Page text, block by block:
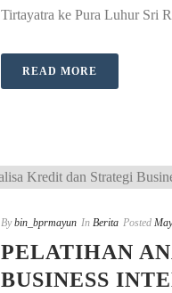
Tirtayatra ke Pura Luhur Sri
READ MORE
By bin_bprmayun In Berita Posted
PELATIHAN
BUSINESS